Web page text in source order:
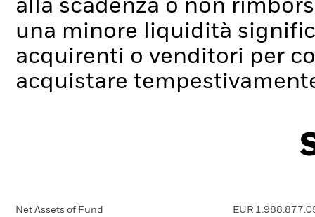
alla scadenza o non
una minore liquidità
acquirenti o venditori per
acquistare
Net Assets of Fund EUR